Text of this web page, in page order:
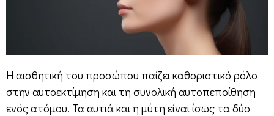
Η αισθητική του προσώπου παίζει καθοριστικό ρόλο
στην αυτοεκτίμηση και τη συνολική αυτοπεποίθηση
ενός ατόμου. Τα αυτιά και η μύτη είναι ίσως τα δύο